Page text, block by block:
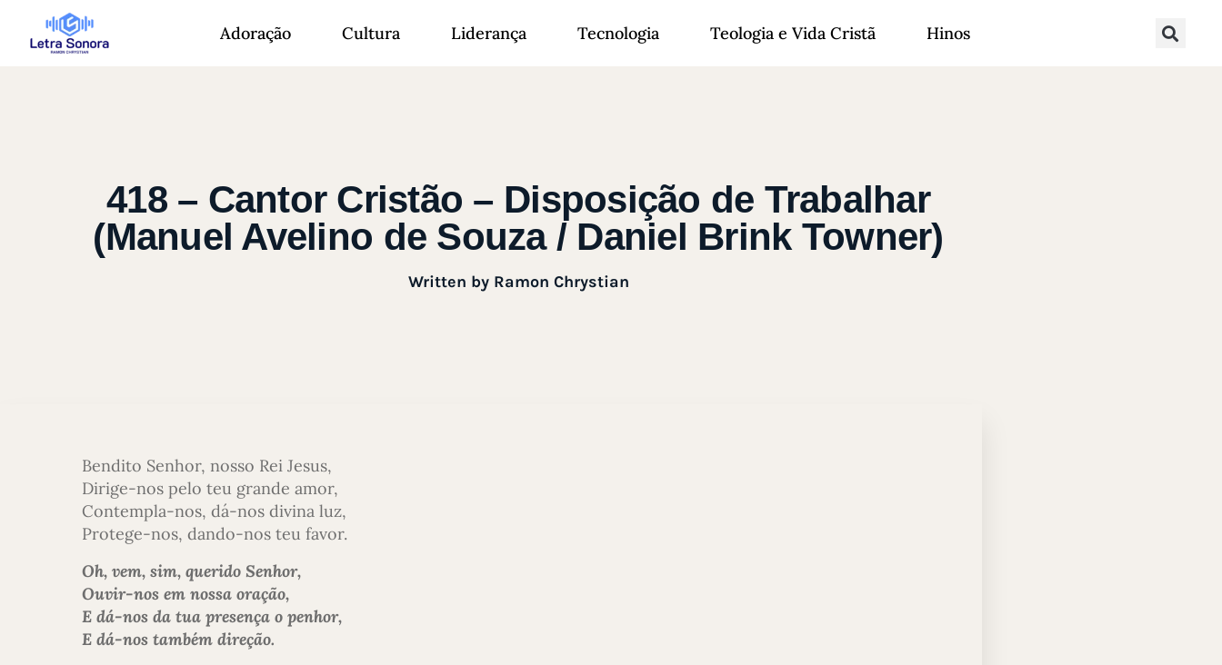
Adoração Cultura Liderança Tecnologia Teologia e Vida Cristã Hinos
418 – Cantor Cristão – Disposição de Trabalhar
(Manuel Avelino de Souza / Daniel Brink Towner)
Written byRamon Chrystian
Bendito Senhor, nosso Rei Jesus,
Dirige-nos pelo teu grande amor,
Contempla-nos, dá-nos divina luz,
Protege-nos, dando-nos teu favor.
Oh, vem, sim, querido Senhor,
Ouvir-nos em nossa oração,
E dá-nos da tua presença o penhor,
E dá-nos também direção.